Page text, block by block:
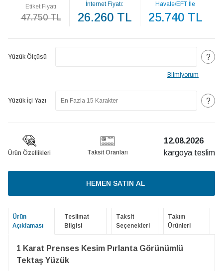
Etiket Fiyatı
47.750 TL
İnternet Fiyatı:
26.260 TL
Havale/EFT İle
25.740 TL
Yüzük Ölçüsü ?
Bilmiyorum
Yüzük İçi Yazı ?
Ürün Özellikleri Taksit Oranları
12.08.2026
kargoya teslim
HEMEN SATIN AL
Ürün
Açıklaması
Teslimat
Bilgisi
Taksit
Seçenekleri
Takım
Ürünleri
1 Karat Prenses Kesim Pırlanta Görünümlü
Tektaş Yüzük